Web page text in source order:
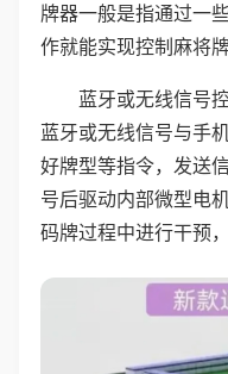
牌器一般是指通过一
作就能实现控制麻将
蓝牙或无线信号
蓝牙或无线信号与手
好牌型等指令，发送
号后驱动内部微型电
码牌过程中进行干预